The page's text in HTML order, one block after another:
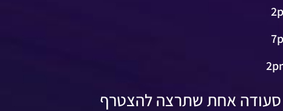
סעודה אחת שתרצה להצטרף